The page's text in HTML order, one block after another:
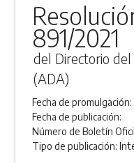
891/2021
del Directorio
(ADA)
Fecha de promulgación:
Fecha de publicación:
Número de Boletín
Tipo de publicación: